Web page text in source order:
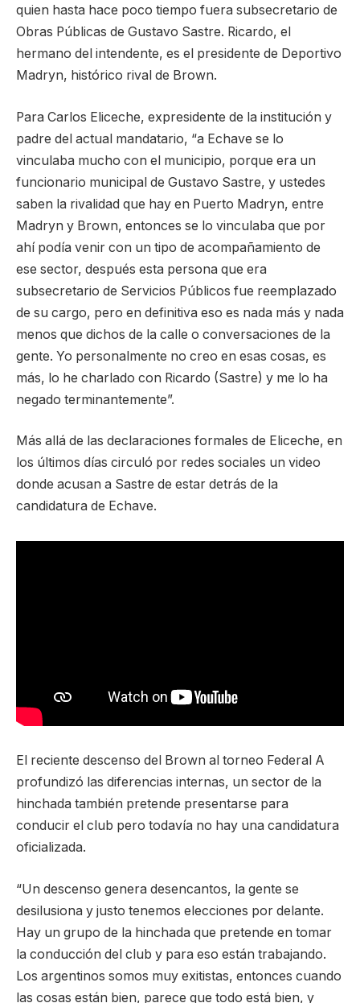
quien hasta hace poco tiempo fuera subsecretario de
Obras Públicas de Gustavo Sastre. Ricardo, el
hermano del intendente, es el presidente de Deportivo
Madryn, histórico rival de Brown.
Para Carlos Eliceche, expresidente de la institución y
padre del actual mandatario, “a Echave se lo
vinculaba mucho con el municipio, porque era un
funcionario municipal de Gustavo Sastre, y ustedes
saben la rivalidad que hay en Puerto Madryn, entre
Madryn y Brown, entonces se lo vinculaba que por
ahí podía venir con un tipo de acompañamiento de
ese sector, después esta persona que era
subsecretario de Servicios Públicos fue reemplazado
de su cargo, pero en definitiva eso es nada más y nada
menos que dichos de la calle o conversaciones de la
gente. Yo personalmente no creo en esas cosas, es
más, lo he charlado con Ricardo (Sastre) y me lo ha
negado terminantemente”.
Más allá de las declaraciones formales de Eliceche, en
los últimos días circuló por redes sociales un video
donde acusan a Sastre de estar detrás de la
candidatura de Echave.
El reciente descenso del Brown al torneo Federal A
profundizó las diferencias internas, un sector de la
hinchada también pretende presentarse para
conducir el club pero todavía no hay una candidatura
oficializada.
“Un descenso genera desencantos, la gente se
desilusiona y justo tenemos elecciones por delante.
Hay un grupo de la hinchada que pretende en tomar
la conducción del club y para eso están trabajando.
Los argentinos somos muy exitistas, entonces cuando
las cosas están bien, parece que todo está bien, y